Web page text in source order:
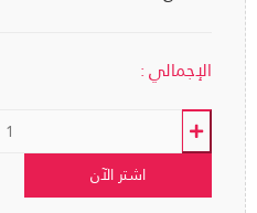
الإجمالي :
اشتر الآن